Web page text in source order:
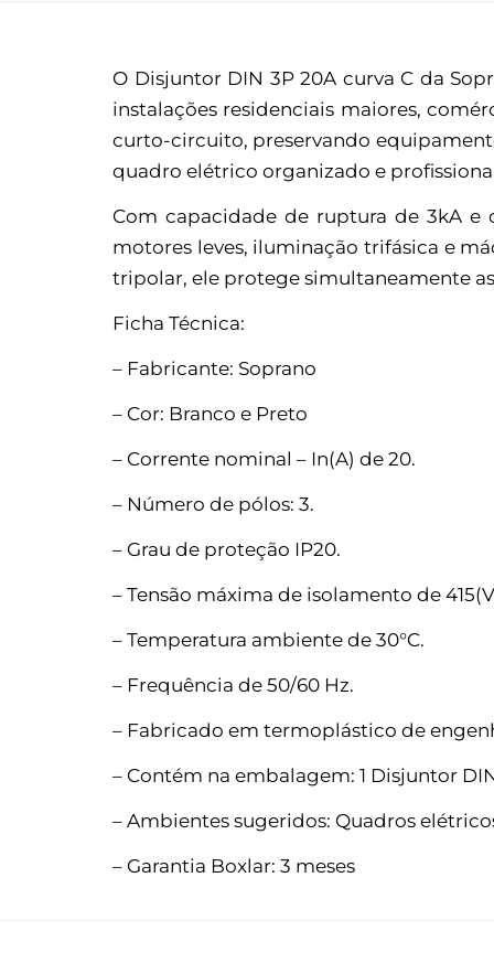
O Disjuntor DIN 3P 20A curva C da
instalações residenciais maiores,
curto-circuito, preservando
quadro elétrico organizado e
Com capacidade de ruptura de 3kA
motores leves, iluminação trifásica e
tripolar, ele protege simultaneamente
Ficha Técnica:
– Fabricante: Soprano
– Cor: Branco e Preto
– Corrente nominal – In(A) de 20.
– Número de pólos: 3.
– Grau de proteção IP20.
– Tensão máxima de isolamento de
– Temperatura ambiente de 30°C.
– Frequência de 50/60 Hz.
– Fabricado em termoplástico de
– Contém na embalagem: 1 Disjuntor
– Ambientes sugeridos: Quadros
– Garantia Boxlar: 3 meses